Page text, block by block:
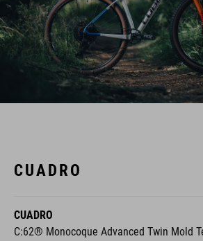
CUADRO
CUADRO
C:62® Monocoque Advanced Twin Mold